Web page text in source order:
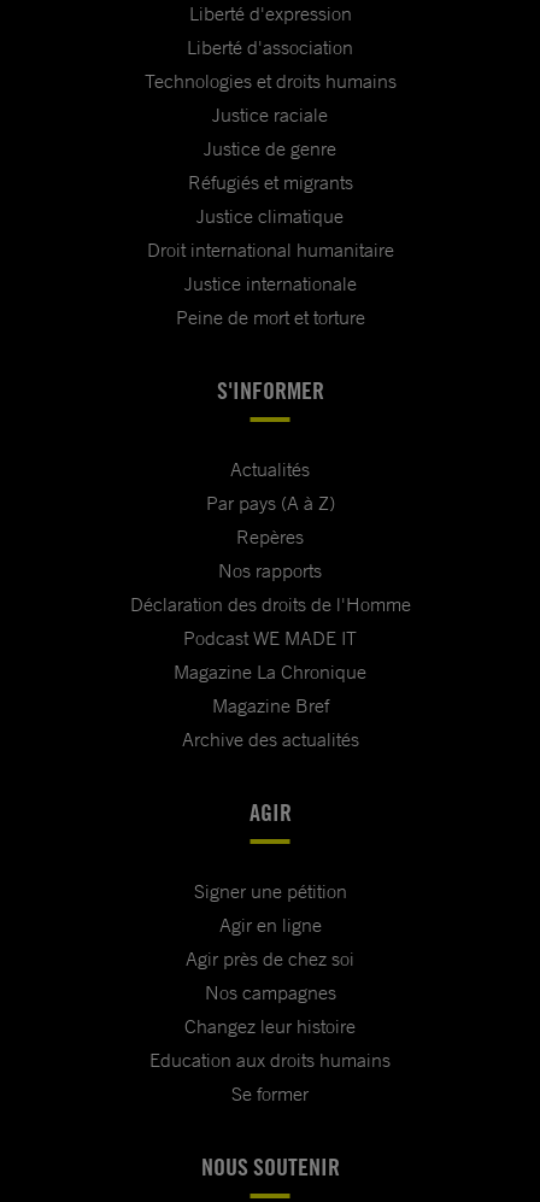
Liberté d'expression
Liberté d'association
Technologies et droits humains
Justice raciale
Justice de genre
Réfugiés et migrants
Justice climatique
Droit international humanitaire
Justice internationale
Peine de mort et torture
S'INFORMER
Actualités
Par pays (A à Z)
Repères
Nos rapports
Déclaration des droits de l'Homme
Podcast WE MADE IT
Magazine La Chronique
Magazine Bref
Archive des actualités
AGIR
Signer une pétition
Agir en ligne
Agir près de chez soi
Nos campagnes
Changez leur histoire
Education aux droits humains
Se former
NOUS SOUTENIR